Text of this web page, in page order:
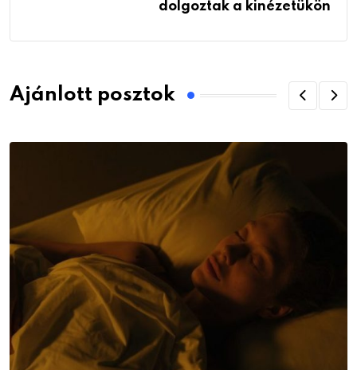
dolgoztak a kinézetükön
Ajánlott posztok